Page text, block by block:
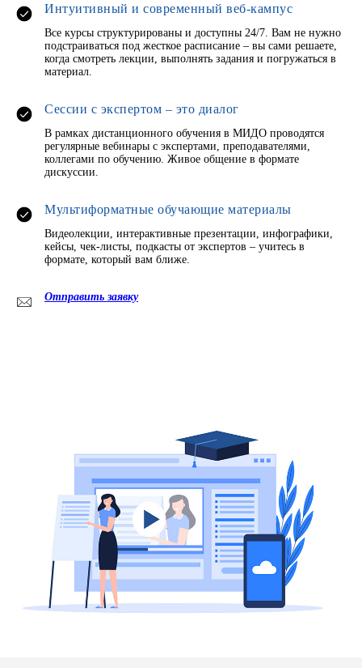
Интуитивный и современный веб-кампус
Все курсы структурированы и доступны 24/7. Вам не нужно
подстраиваться под жесткое расписание – вы сами решаете,
когда смотреть лекции, выполнять задания и погружаться в
материал.
Сессии с экспертом – это диалог
В рамках дистанционного обучения в МИДО проводятся
регулярные вебинары с экспертами, преподавателями,
коллегами по обучению. Живое общение в формате
дискуссии.
Мультиформатные обучающие материалы
Видеолекции, интерактивные презентации, инфографики,
кейсы, чек-листы, подкасты от экспертов – учитесь в
формате, который вам ближе.
Отправить заявку